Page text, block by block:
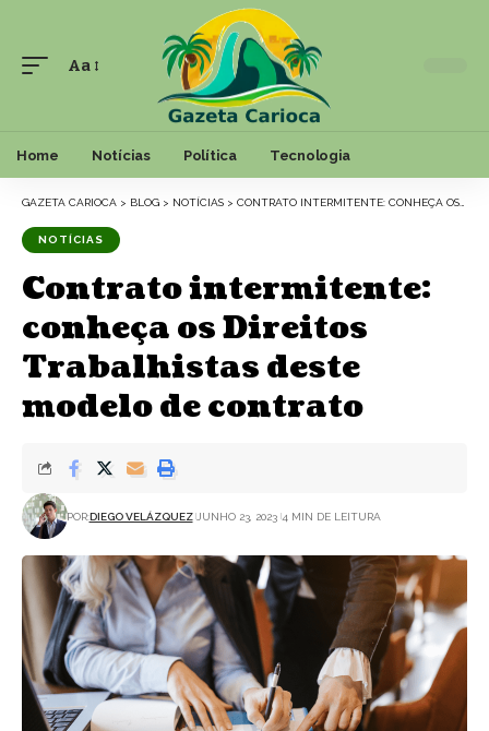
Font
Aa
Home Notícias Política Tecnologia
GAZETA CARIOCA > BLOG > NOTÍCIAS > CONTRATO INTERMITENTE: CONHEÇA OS DIREITOS TRABALHISTAS DESTE MODELO DE CONTRATO
NOTÍCIAS
Contrato intermitente:
conheça os Direitos
Trabalhistas deste
modelo de contrato
POR:DIEGO VELÁZQUEZ JUNHO 23, 2023 4 MIN DE LEITURA